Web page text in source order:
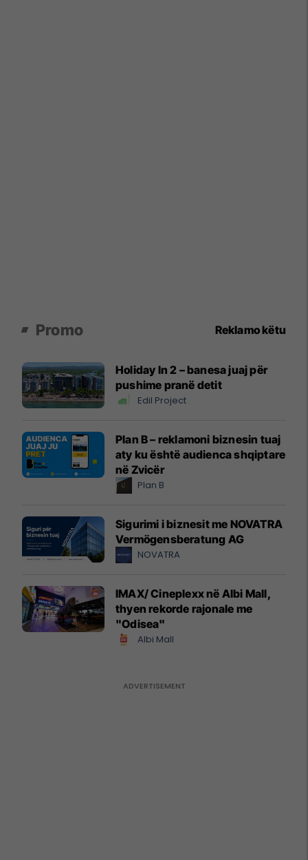
Promo Reklamo këtu
Holiday In 2 – banesa juaj për
pushime pranë detit
Edil Project
Plan B – reklamoni biznesin tuaj
aty ku është audienca shqiptare
në Zvicër
Plan B
Sigurimi i biznesit me NOVATRA
Vermögensberatung AG
NOVATRA
IMAX/ Cineplexx në Albi Mall,
thyen rekorde rajonale me
"Odisea"
Albi Mall